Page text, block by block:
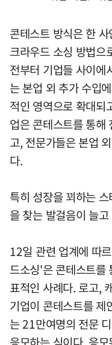
콘테스트 방식은 한
크라우드 소싱 방법으
전부터 기업들 사이에
는 본업 외 추가 수입
적인 영역으로 확대되
업은 콘테스트를 통해
고, 전문가들은 본업
다.
특히 성장을 꾀하는
을 찾는 발걸음이 늘고
12일 관련 업계에 따
드소싱'은 콘테스트를
표적인 사례다. 로고,
기업이 콘테스트를 제
는 21만여명의 전문